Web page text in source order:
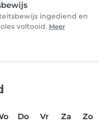
ingediend en
voltooid. Meer
Do Vr Za
Zo